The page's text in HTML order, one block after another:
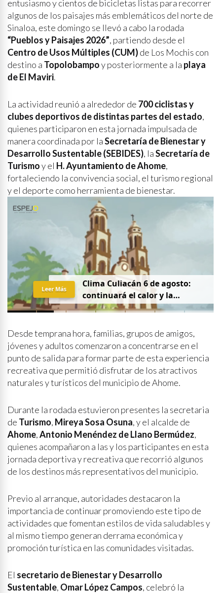
entusiasmo y cientos de bicicletas listas para recorrer
algunos de los paisajes más emblemáticos del norte de
Sinaloa, este domingo se llevó a cabo la rodada
“Pueblos y Paisajes 2026”, partiendo desde el
Centro de Usos Múltiples (CUM)de Los Mochis con
destino a Topolobampoy posteriormente a la playa
de El Maviri.
La actividad reunió a alrededor de 700 ciclistas y
clubes deportivos de distintas partes del estado,
quienes participaron en esta jornada impulsada de
manera coordinada por laSecretaría de Bienestar y
Desarrollo Sustentable (SEBIDES), laSecretaría de
Turismoy el H. Ayuntamiento de Ahome,
fortaleciendo la convivencia social, el turismo regional
y el deporte como herramienta de bienestar.
Clima Culiacán 6 de agosto:
continuará el calor y la
probabilidad de lluvia
Leer Más
Desde temprana hora, familias, grupos de amigos,
jóvenes y adultos comenzaron a concentrarse en el
punto de salida para formar parte de esta experiencia
recreativa que permitió disfrutar de los atractivos
naturales y turísticos del municipio de Ahome.
Durante la rodada estuvieron presentes la secretaria
de Turismo, Mireya Sosa Osuna, y el alcalde de
Ahome,Antonio Menéndez de Llano Bermúdez,
quienes acompañaron a las y los participantes en esta
jornada deportiva y recreativa que recorrió algunos
de los destinos más representativos del municipio.
Previo al arranque, autoridades destacaron la
importancia de continuar promoviendo este tipo de
actividades que fomentan estilos de vida saludables y
al mismo tiempo generan derrama económica y
promoción turística en las comunidades visitadas.
El secretario de Bienestar y Desarrollo
Sustentable, Omar López Campos, celebró la